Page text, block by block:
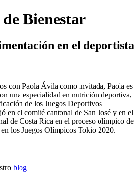
Bienestar
en el deportista
con Paola Ávila como invitada, Paola es
una especialidad en nutrición deportiva,
de los Juegos Deportivos
en el comité cantonal de San José y en el
de Costa Rica en el proceso olímpico de
en los Juegos Olímpicos Tokio 2020.
blog